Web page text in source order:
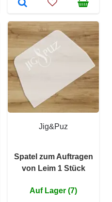
Jig&Puz
Spatel zum Auftragen
von Leim 1 Stück
Auf Lager (7)